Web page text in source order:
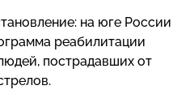
на юге России
реабилитации
пострадавших от